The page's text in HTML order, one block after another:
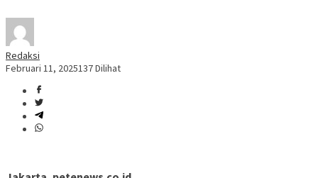
Redaksi
Februari 11, 2025137 Dilihat